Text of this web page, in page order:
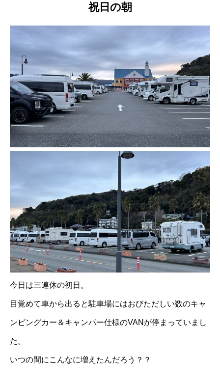
祝日の朝
今日は三連休の初日。
目覚めて車から出ると駐車場にはおびただしい数のキャ
ンピングカー＆キャンパー仕様のVANが停まっていまし
た。
いつの間にこんなに増えたんだろう？？